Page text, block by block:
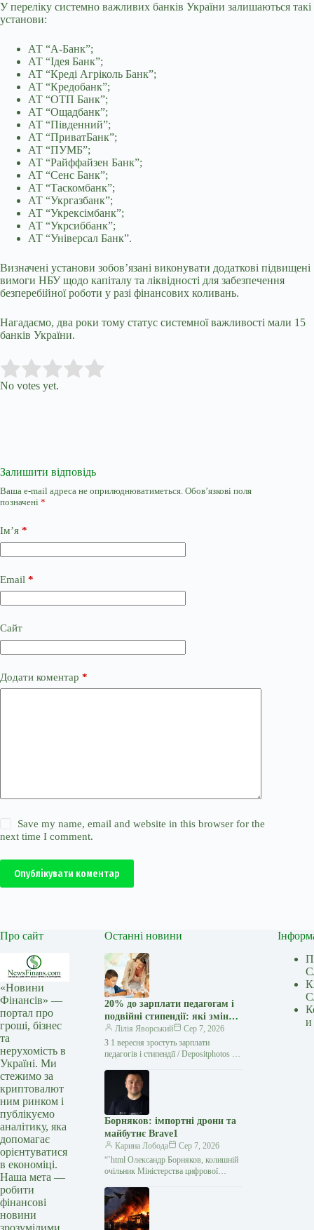
У переліку системно важливих банків України залишаються такі
установи:
АТ “А-Банк”;
АТ “Ідея Банк”;
АТ “Креді Агріколь Банк”;
АТ “Кредобанк”;
АТ “ОТП Банк”;
АТ “Ощадбанк”;
АТ “Південний”;
АТ “ПриватБанк”;
АТ “ПУМБ”;
АТ “Райффайзен Банк”;
АТ “Сенс Банк”;
АТ “Таскомбанк”;
АТ “Укргазбанк”;
АТ “Укрексімбанк”;
АТ “Укрсиббанк”;
АТ “Універсал Банк”.
Визначені установи зобов’язані виконувати додаткові підвищені
вимоги НБУ щодо капіталу та ліквідності для забезпечення
безперебійної роботи у разі фінансових коливань.
Нагадаємо, два роки тому статус системної важливості мали 15
банків України.
Rate this item:
No votes yet.
Залишити відповідь
Ваша e-mail адреса не оприлюднюватиметься. Обов’язкові поля
позначені *
Ім’я *
Email *
Сайт
Додати коментар *
Save my name, email and website in this browser for the
next time I comment.
Опублікувати коментар
Про сайт
«Новини
Фінансів» —
портал про
гроші, бізнес
та
нерухомість в
Україні. Ми
стежимо за
криптовалют
ним ринком і
публікуємо
аналітику, яка
допомагає
орієнтуватися
в економіці.
Наша мета —
робити
фінансові
новини
зрозумілими
Останні новини
20% до зарплати педагогам і
подвійні стипендії: які зміни з
1 вересня
Лілія Яворський
Сер 7, 2026
З 1 вересня зростуть зарплати
педагогів і стипендії / Depositphotos З 1
нові соціальні ініціативи…
Борняков: імпортні дрони та
майбутнє Brave1
Карина Лобода
Сер 7, 2026
“`html Олександр Борняков, колишній
очільник Міністерства цифрової
посаду голови Наглядової ради
оборонного кластеру Brave1. До цього
и